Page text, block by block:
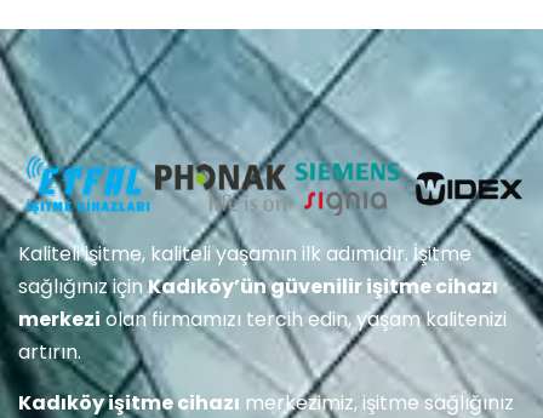
Kaliteli işitme, kaliteli yaşamın ilk adımıdır. İşitme
sağlığınız içinKadıköy’ün güvenilir işitme cihazı
merkezi olan firmamızı tercih edin, yaşam kalitenizi
artırın.
Kadıköy işitme cihazı merkezimiz, işitme sağlığınız